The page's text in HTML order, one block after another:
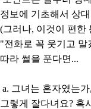
정보에 기초해서 상
(그러나, 이것이 편한
"전화로 꼭 웃기고 말
따라 썰을 푼다면...
a. 그녀는 혼자였는
그렇게 잘다녀요? 혹